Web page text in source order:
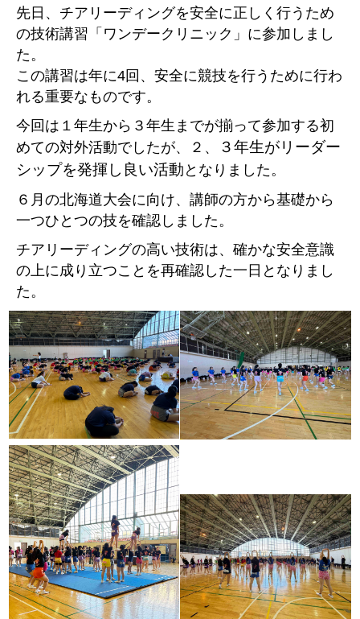
先日、チアリーディングを安全に正しく行うため
の技術講習「ワンデークリニック」に参加しまし
た。
この講習は年に4回、安全に競技を行うために行わ
れる重要なものです。
今回は１年生から３年生までが揃って参加する初
めての対外活動でしたが、２、
３年生がリーダー
シップを発揮し良い活動 となりました。
６月の北海道大会に向け、講師の方から基礎から
一つひとつの技を確認しました。
チアリーディングの高い技術は、確かな安全意識
の上に成り立つことを再確認した一日となりまし
た。